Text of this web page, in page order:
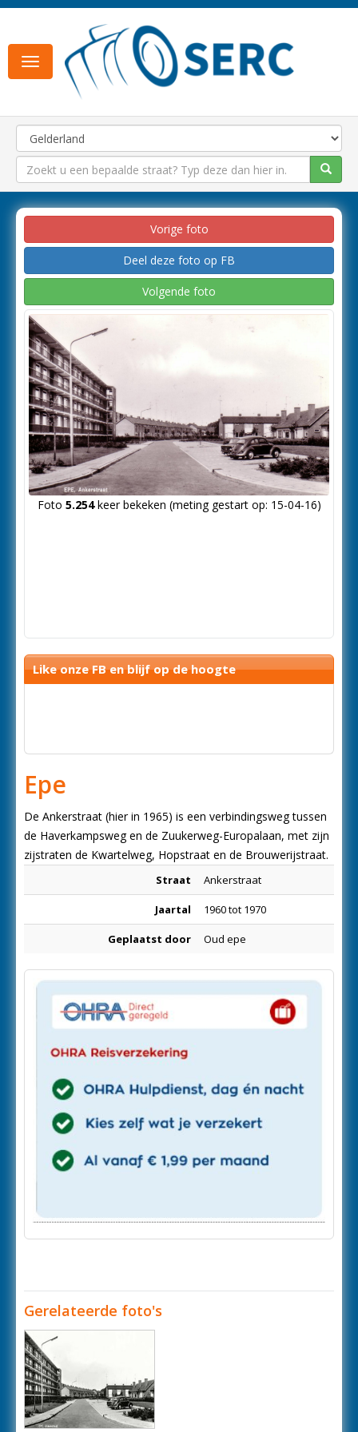
Toggle
navigation
Vorige foto
Deel deze foto op FB
Volgende foto
Foto 5.254keer bekeken (meting gestart op: 15-04-16)
Like onze FB en blijf op de hoogte
Epe
De Ankerstraat (hier in 1965) is een verbindingsweg tussen
de Haverkampsweg en de Zuukerweg-Europalaan, met zijn
zijstraten de Kwartelweg, Hopstraat en de Brouwerijstraat.
Straat Ankerstraat
Jaartal 1960 tot 1970
Geplaatst door Oud epe
Gerelateerde foto's